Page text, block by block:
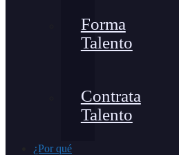
Forma
Talento
Contrata
Talento
¿Por qué